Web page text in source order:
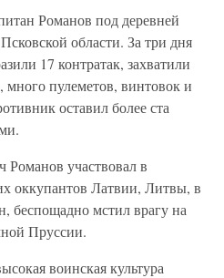
Романов под деревней
области. За три дня
17 контратак, захватили
пулеметов, винтовок и
оставил более ста
участвовал в
оккупантов Латвии, Литвы, в
беспощадно мстил врагу на
Пруссии.
воинская культура